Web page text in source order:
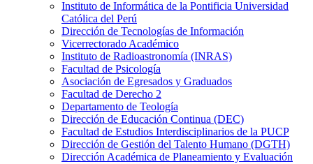
Instituto de Informática de la Pontificia Universidad
Católica del Perú
Dirección de Tecnologías de Información
Vicerrectorado Académico
Instituto de Radioastronomía (INRAS)
Facultad de Psicología
Asociación de Egresados y Graduados
Facultad de Derecho 2
Departamento de Teología
Dirección de Educación Continua (DEC)
Facultad de Estudios Interdisciplinarios de la PUCP
Dirección de Gestión del Talento Humano (DGTH)
Dirección Académica de Planeamiento y Evaluación